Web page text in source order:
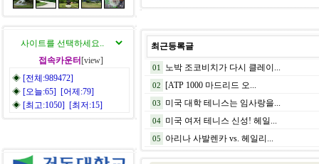
접속카운터 [view]
◈ [전체:989472]
◈ [오늘:65] [어제:79]
◈ [최고:1050] [최저:15]
최근등록글
01 노박 조코비치가 다시 클레이...
02 [ATP 1000 마드리드 오...
03 미국 대학 테니스는 임사랑을...
04 미국 여저 테니스 신성! 헤일...
05 아리나 사발렌카 vs. 헤일리...